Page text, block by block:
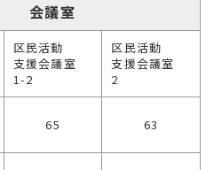
会議室
区民活動
支援会議室
1-2
区民活動
支援会議室
2
65 63